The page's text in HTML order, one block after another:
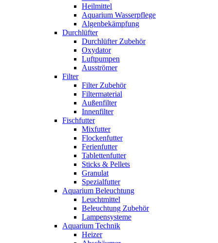
Heilmittel
Aquarium Wasserpflege
Algenbekämpfung
Durchlüfter
Durchlüfter Zubehör
Oxydator
Luftpumpen
Ausströmer
Filter
Filter Zubehör
Filtermaterial
Außenfilter
Innenfilter
Fischfutter
Mixfutter
Flockenfutter
Ferienfutter
Tablettenfutter
Sticks & Pellets
Granulat
Spezialfutter
Aquarium Beleuchtung
Leuchtmittel
Beleuchtung Zubehör
Lampensysteme
Aquarium Technik
Heizer